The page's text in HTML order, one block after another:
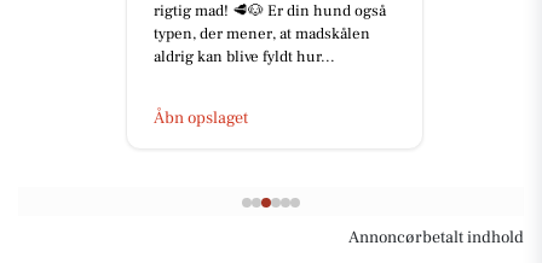
rigtig mad! 🥩🐶 Er din hund også
typen, der mener, at madskålen
aldrig kan blive fyldt hur...
Åbn opslaget
Annoncørbetalt indhold